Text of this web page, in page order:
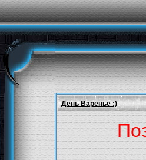
День Варенье :)